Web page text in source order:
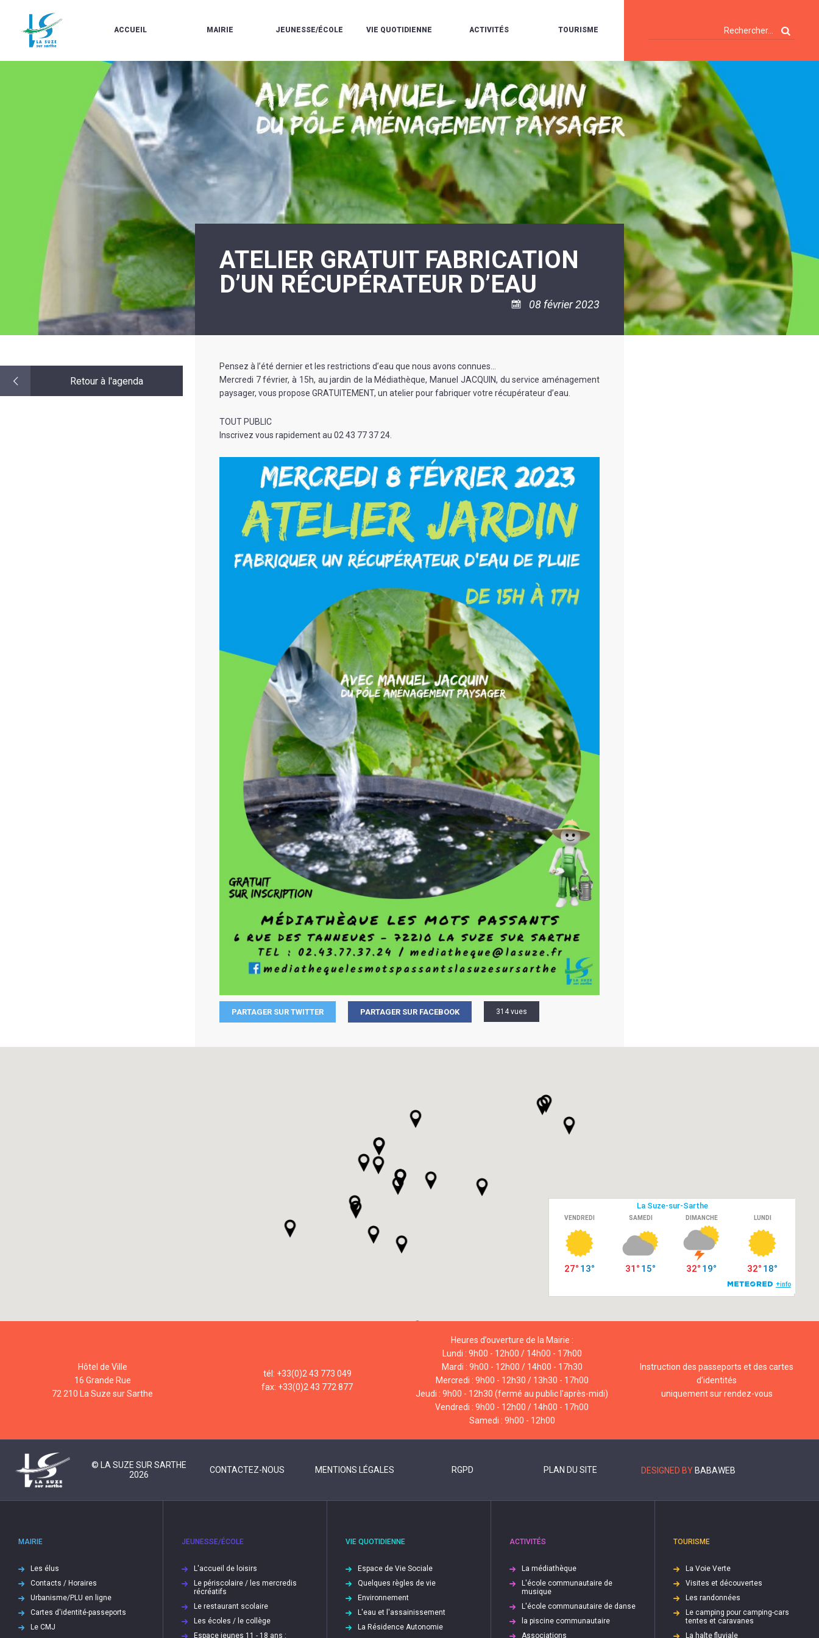
ACCUEIL
MARCHÉ
À
PROPOS
DE
SUZE
BULLETINS
LIGNE
LA
20ÈME
SIÈCLE
MAIRIE
ÉLUS
CONTACTS
EN
LIGNE
CARTES
PASSEPORTS
MUNICIPAL
ARRÊTÉS
LE
MOT
DE
LA
JEUNESSE/ÉCOLE
L'ACCUEIL
LOISIRS
LE
PÉRISCOLAIRE
/
LES
MERCREDIS
RÉCRÉATIFS
RESTAURANT
SCOLAIRE
ÉCOLES
COLLÈGE
ESPACE
ANS
ASSOCIATION
VIE QUOTIDIENNE
ESPACE
VIE
SOCIALE
QUELQUES
RÈGLES
DE
VIE
ENVIRONNEMENT
L'EAU
L'ASSAINISSEMENT
LA
RÉSIDENCE
AUTONOMIE
LE
POLICE
MUNICIPALE
SÉCURITÉ
/
RISQUES
ACTIVITÉS
LA
MÉDIATHÈQUE
L'ÉCOLE
COMMUNAUTAIRE
DE
MUSIQUE
L'ÉCOLE
COMMUNAUTAIRE
DE
LA
PISCINE
COMMUNAUTAIRE
ASSOCIATIONS
TOURISME
VOIE
VERTE
VISITES
ET
DÉCOUVERTES
LES
RANDONNÉES
LE
CAMPING
POUR
CAMPING-
CARS
TENTES
ET
CARAVANES
HALTE
LA
Retour à l'agenda
ATELIER GRATUIT FABRICATION
D’UN RÉCUPÉRATEUR D’EAU
08 février 2023
Pensez à l’été dernier et les restrictions d’eau que nous avons connues…
Mercredi 7 février, à 15h, au jardin de la Médiathèque, Manuel JACQUIN, du service aménagement
paysager, vous propose GRATUITEMENT, un atelier pour fabriquer votre récupérateur d’eau.
TOUT PUBLIC
Inscrivez vous rapidement au 02 43 77 37 24.
PARTAGER SUR TWITTER PARTAGER SUR FACEBOOK 314 vues
Hôtel de Ville
16 Grande Rue
72 210 La Suze sur Sarthe
tél: +33(0)2 43 773 049
fax: +33(0)2 43 772 877
Heures d’ouverture de la Mairie :
Lundi : 9h00 - 12h00 / 14h00 - 17h00
Mardi : 9h00 - 12h00 / 14h00 - 17h30
Mercredi : 9h00 - 12h30 / 13h30 - 17h00
Jeudi : 9h00 - 12h30 (fermé au public l'après-midi)
Vendredi : 9h00 - 12h00 / 14h00 - 17h00
Samedi : 9h00 - 12h00
Instruction des passeports et des cartes
d’identités
uniquement sur rendez-vous
© LA SUZE SUR SARTHE
2026
CONTACTEZ-NOUS MENTIONS LÉGALES RGPD PLAN DU SITE DESIGNED BYBABAWEB
MAIRIE
Les élus
Contacts / Horaires
Urbanisme/PLU en ligne
Cartes d'identité-passeports
Le CMJ
JEUNESSE/ÉCOLE
L'accueil de loisirs
Le périscolaire / les mercredis
récréatifs
Le restaurant scolaire
Les écoles / le collège
Espace jeunes 11 - 18 ans :
VIE QUOTIDIENNE
Espace de Vie Sociale
Quelques règles de vie
Environnement
L'eau et l'assainissement
La Résidence Autonomie
ACTIVITÉS
La médiathèque
L'école communautaire de
musique
L'école communautaire de danse
la piscine communautaire
Associations
TOURISME
La Voie Verte
Visites et découvertes
Les randonnées
Le camping pour camping-cars
tentes et caravanes
La halte fluviale